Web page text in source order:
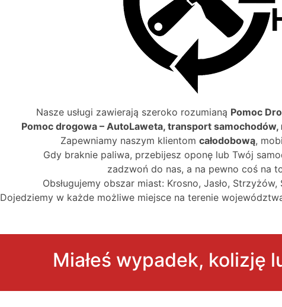
Nasze usługi zawierają szeroko rozumianą Pomoc
Pomoc drogowa – AutoLaweta, transport
Zapewniamy naszym klientom całodobową,
Gdy braknie paliwa, przebijesz oponę lub Twój
zadzwoń do nas, a na pewno coś na
Obsługujemy obszar miast: Krosno, Jasło,
Dojedziemy w każde możliwe miejsce na terenie
Miałeś wypadek, kolizję